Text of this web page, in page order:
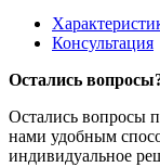
Консультация
Остались
Остались вопросы
нами удобным
индивидуальное